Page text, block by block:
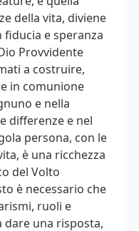
della vita, diviene
fiducia e speranza
Provvidente
a costruire,
in comunione
e nella
differenze e nel
persona, con le
è una ricchezza
del Volto
è necessario che
ruoli e
dare una risposta,